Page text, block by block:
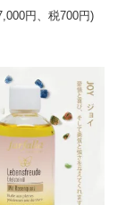
円、税700円)